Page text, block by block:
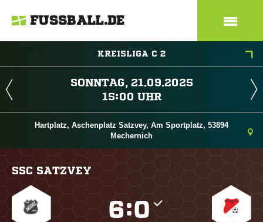
FUSSBALL.DE
KREISLIGA C 2
 
 
Hartplatz, Aschenplatz Satzvey, Am Sportplatz, 53894
Mechernich
SSC SATZVEY
: